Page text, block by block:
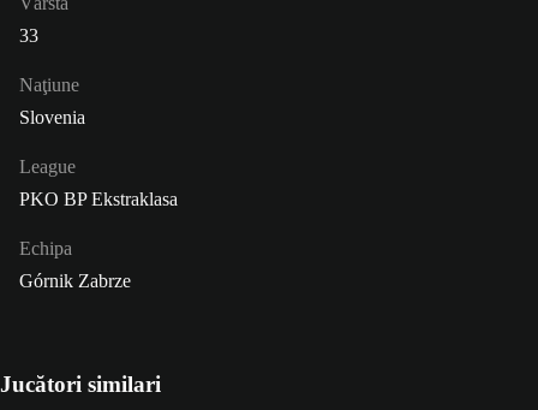
33
Naţiune
Slovenia
League
PKO BP Ekstraklasa
Echipa
Górnik Zabrze
Jucători similari